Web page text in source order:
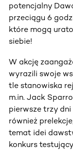
potencjalny
przeciągu 6
które mogą
siebie!
W akcję
wyrazili swoje
tle stanowiska
m.in. Jack
pierwsze trzy
również
temat idei
konkurs